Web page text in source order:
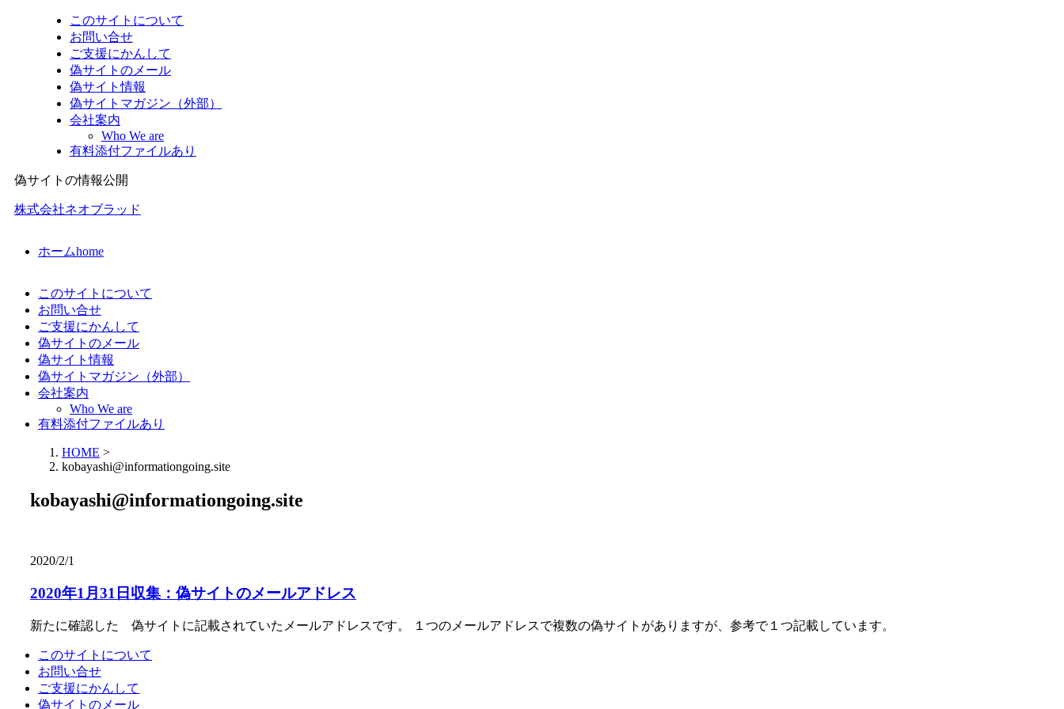
このサイトについて
お問い合せ
ご支援にかんして
偽サイトのメール
偽サイト情報
偽サイトマガジン（外部）
会社案内
Who We are
有料添付ファイルあり
偽サイトの情報公開
株式会社ネオブラッド
ホームhome
このサイトについて
お問い合せ
ご支援にかんして
偽サイトのメール
偽サイト情報
偽サイトマガジン（外部）
会社案内
Who We are
有料添付ファイルあり
HOME >
kobayashi@informationgoing.site
kobayashi@informationgoing.site
2020/2/1
2020年1月31日収集：偽サイトのメールアドレス
新たに確認した 偽サイトに記載されていたメールアドレスです。 １つのメールアドレスで複数の偽サイトがありますが、参考で１つ記載しています。
このサイトについて
お問い合せ
ご支援にかんして
偽サイトのメール